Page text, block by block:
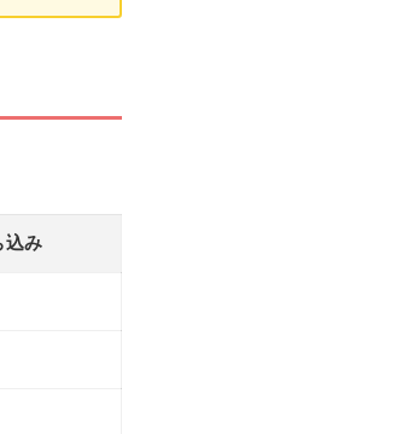
込み